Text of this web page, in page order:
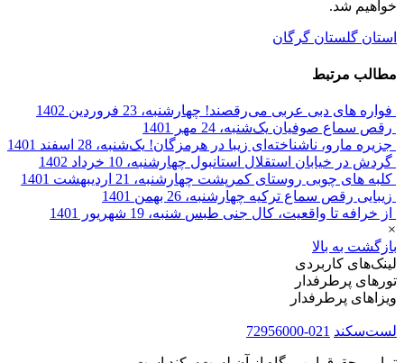
خواهیم شد.
استان گلستان گرگان
مطالب مرتبط
فواره های دبی عربی می‌رقصند! چهارشنبه، 23 فروردین 1402
رقص سماع صوفیان یک‌شنبه، 24 مهر 1401
جزیره مارو، ناشناخته‌ای زیبا در هرمزگان! یک‌شنبه، 28 اسفند 1401
گردش در خیابان استقلال استانبول چهارشنبه، 10 خرداد 1402
کلبه های چوبی روستای کمرپشت چهارشنبه، 21 اردیبهشت 1401
زیبایی رقص سماع ترکیه چهارشنبه، 26 بهمن 1401
از خرافه تا واقعیت، کال جنی طبس شنبه، 19 شهریور 1401
×
بازگشت به بالا
لینک‌های کاربردی
تورهای پرطرفدار
ویزاهای پرطرفدار
لست‌سکند 021-72956000